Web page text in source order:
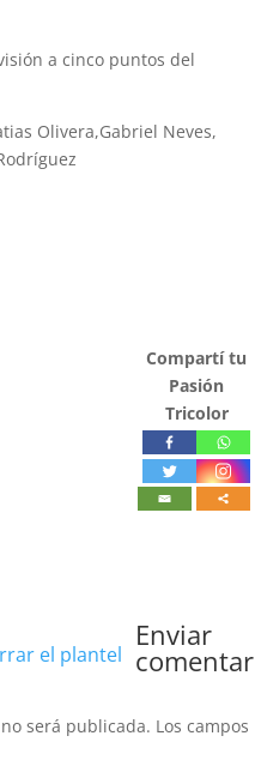
a cinco puntos del
Olivera,Gabriel Neves,
el plantel
Compartí tu
Pasión
Tricolor
Enviar
comentar
será publicada. Los campos